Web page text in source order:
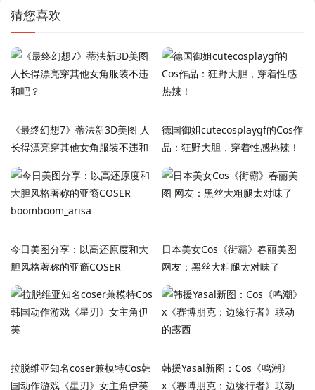
猜您喜欢
《最终幻想7》蒂法新3D美图 人
长得漂亮穿其他女角服装不违和
吧？
德国御姐cutecosplaygf的Cos作
品：狂野大胆，穿着性感热辣！
今日美图分享：以高还原度和大
胆风格著称的亚裔COSER
boomboom_arisa
日本美女Cos《街霸》春丽美图
网友：黑丝大粗腿太对味了
拉脱维亚知名coser兼模特Cos韩
国动作游戏《星刃》女主角伊芙
韩援Yasal新图：Cos《鸣潮》
x《赛博朋克：边缘行者》联动